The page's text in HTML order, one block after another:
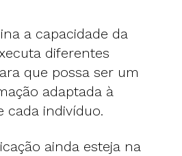
a capacidade da
diferentes
que possa ser um
adaptada à
cada indivíduo.
ainda esteja na